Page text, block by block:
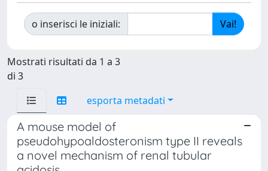
o inserisci le iniziali:
Mostrati risultati da 1 a 3
di 3
esporta metadati
A mouse model of
pseudohypoaldosteronism type II reveals
a novel mechanism of renal tubular